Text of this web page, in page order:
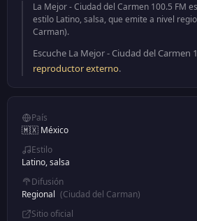
La Mejor - Ciudad del Carmen 100.5 FM
estilo Latino, salsa, que emite a nivel
Carman).
Escuche La Mejor - Ciudad del Carmen
reproductor externo.
País
🇲🇽 México
Estilo
Latino, salsa
Difusión
Regional (Ciudad del Carman)
Sitio oficial